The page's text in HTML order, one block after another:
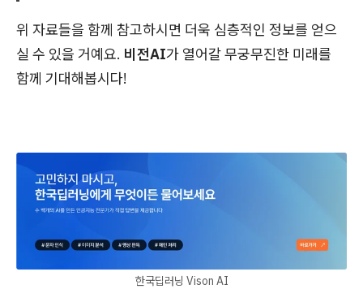
위 자료들을 함께 참고하시면 더욱 심층적인 정보를 얻으
실 수 있을 거예요. 비전AI가 열어갈 무궁무진한 미래를
함께 기대해봅시다!
한국딥러닝 Vison AI